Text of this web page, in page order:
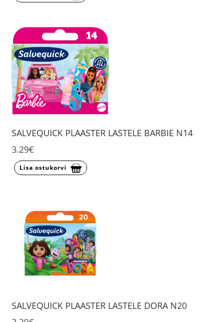
SALVEQUICK PLAASTER LASTELE BARBIE N14
3.29€
Lisa ostukorvi
SALVEQUICK PLAASTER LASTELE DORA N20